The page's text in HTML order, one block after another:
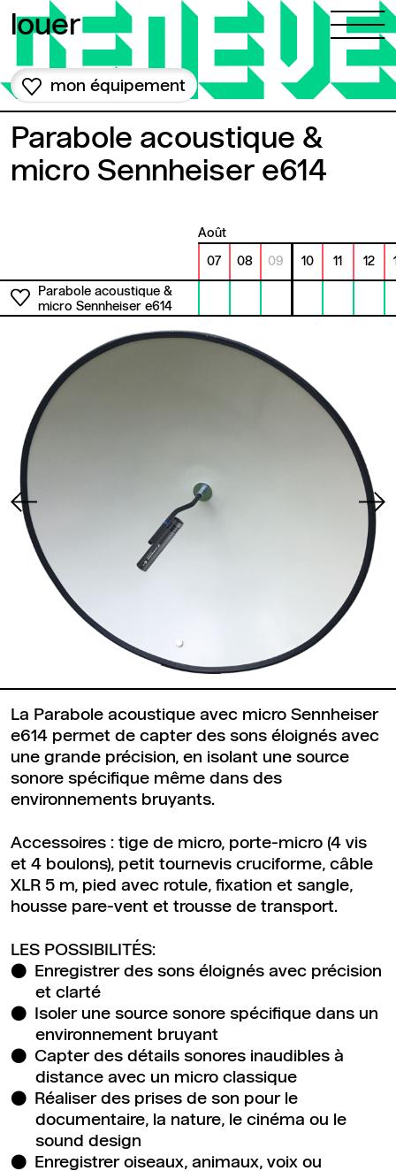
louer
mon équipement
Parabole acoustique &
micro Sennheiser e614
août
07 08 09 10 11 12
Parabole acoustique &
micro Sennheiser e614
La Parabole acoustique avec micro Sennheiser
e614 permet de capter des sons éloignés avec
une grande précision, en isolant une source
sonore spécifique même dans des
environnements bruyants.
Accessoires : tige de micro, porte-micro (4 vis
et 4 boulons), petit tournevis cruciforme, câble
XLR 5 m, pied avec rotule, fixation et sangle,
housse pare-vent et trousse de transport.
LES POSSIBILITÉS:
Enregistrer des sons éloignés avec précision
et clarté
Isoler une source sonore spécifique dans un
environnement bruyant
Capter des détails sonores inaudibles à
distance avec un micro classique
Réaliser des prises de son pour le
documentaire, la nature, le cinéma ou le
sound design
Enregistrer oiseaux, animaux, voix ou